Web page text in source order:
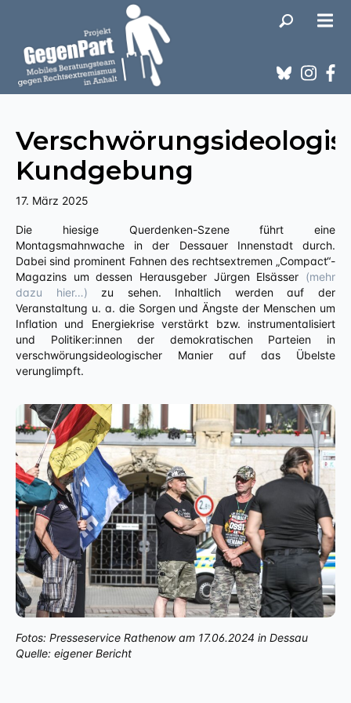
Kundgebung
17. März 2025
Die hiesige Querdenken-Szene führt eine
Montagsmahnwache in der Dessauer Innenstadt durch.
Dabei sind prominent Fahnen des rechtsextremen „Compact“-
Magazins um dessen Herausgeber Jürgen Elsässer (mehr
dazu hier…) zu sehen. Inhaltlich werden auf der
Veranstaltung u. a. die Sorgen und Ängste der Menschen um
Inflation und Energiekrise verstärkt bzw. instrumentalisiert
und Politiker:innen der demokratischen Parteien in
verschwörungsideologischer Manier auf das Übelste
verunglimpft.
Fotos: Presseservice Rathenow am 17.06.2024 in Dessau
Quelle: eigener Bericht